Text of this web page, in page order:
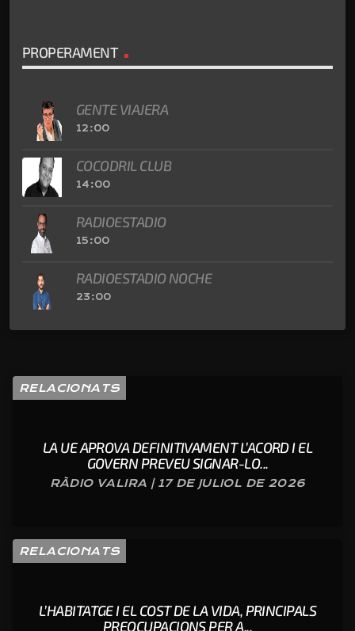
PROPERAMENT
GENTE VIAJERA
12:00
COCODRIL CLUB
14:00
RADIOESTADIO
15:00
RADIOESTADIO NOCHE
23:00
RELACIONATS
LA UE APROVA DEFINITIVAMENT L’ACORD I EL
GOVERN PREVEU SIGNAR-LO...
RÀDIO VALIRA | 17 DE JULIOL DE 2026
RELACIONATS
L’HABITATGE I EL COST DE LA VIDA, PRINCIPALS
PREOCUPACIONS PER A...